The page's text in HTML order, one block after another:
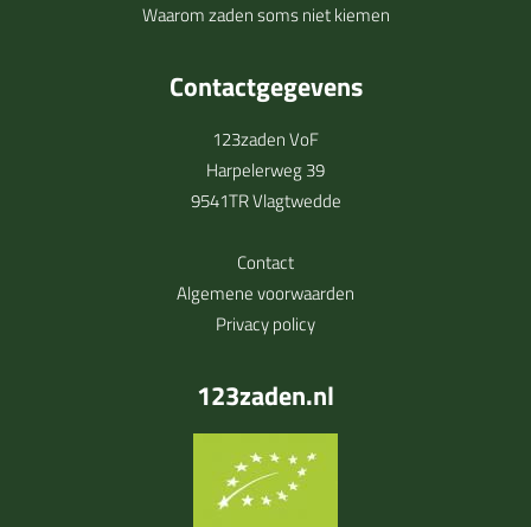
Waarom zaden soms niet kiemen
Contactgegevens
123zaden VoF
Harpelerweg 39
9541TR Vlagtwedde
Contact
Algemene voorwaarden
Privacy policy
123zaden.nl